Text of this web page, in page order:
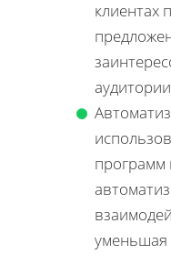
клиентах
аудитории
программ
уменьшая